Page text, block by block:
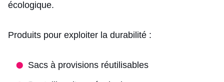
écologique.
Produits pour exploiter la durabilité :
Sacs à provisions réutilisables